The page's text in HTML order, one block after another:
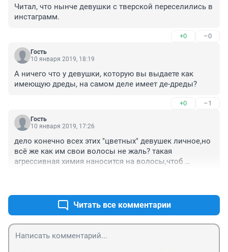
Читал, что нынче девушки с тверской переселились в
инстаграмм.
+0 –0
Гость
10 января 2019, 18:19
А ничего что у девушки, которую вы выдаете как
имеющую дреды, на самом деле имеет де-дреды?
+0 –1
Гость
10 января 2019, 17:26
дело конечно всех этих "цветных" девушек личное,но
всё же как им свои волосы не жаль? такая
агрессивная химия наносится на волосы,чтоб
подставлять и так рисковать шевелюрой?
Читать все комментарии